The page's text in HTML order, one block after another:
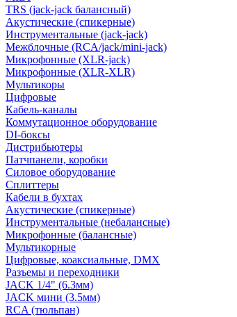
TRS (jack-jack балансный)
Акустические (спикерные)
Инструментальные (jack-jack)
Межблочные (RCA/jack/mini-jack)
Микрофонные (XLR-jack)
Микрофонные (XLR-XLR)
Мультикоры
Цифровые
Кабель-каналы
Коммутационное оборудование
DI-боксы
Дистрибьютеры
Патчпанели, коробки
Силовое оборудование
Сплиттеры
Кабели в бухтах
Акустические (спикерные)
Инструментальные (небалансные)
Микрофонные (балансные)
Мультикорные
Цифровые, коаксиальные, DMX
Разъемы и переходники
JACK 1/4" (6.3мм)
JACK мини (3.5мм)
RCA (тюльпан)